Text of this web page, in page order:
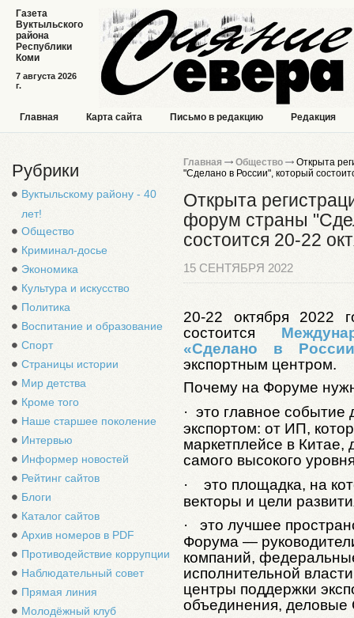
7 августа 2026
г.
Газета
Вуктыльского
района
Республики
Коми
Главная Карта сайта Письмо в редакцию Редакция
Рубрики
Вуктыльскому району - 40
лет!
Общество
Криминал-досье
Экономика
Культура и искусство
Политика
Воспитание и образование
Спорт
Страницы истории
Мир детства
Кроме того
Наше старшее поколение
Интервью
Информер новостей
Рейтинг сайтов
Блоги
Каталог сайтов
Архив номеров в PDF
Противодействие коррупции
Наблюдательный совет
Прямая линия
Молодёжный клуб
Главная Общество
Открыта
"Сделано в России", который
Открыта
форум страны
состоится 20-22
15 СЕНТЯБРЯ 2022
20-22 октября 2022
состоится
«Сделано в
экспортным центром.
Почему на Форуме
· это главное событие
экспортом: от ИП,
маркетплейсе в Китае,
самого высокого
·
это площадка, на
векторы и цели
·
это лучшее
Форума —
компаний,
исполнительной
центры поддержки
объединения,